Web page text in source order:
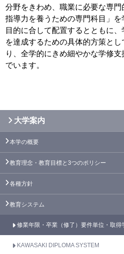
分野をきわめ、職業に必要な専
指導力を養うための専門科目」を
目的に合して配置するとともに
を達成するための具体的方策と
り、全学的にきめ細やかな学修
でいます。
大学案内
本学の概要
教育理念・教育目標と3つのポリシー
各種方針
教育システム
修業年限・卒業（修了）要件単位・取得
KAWASAKI DIPLOMA SYSTEM